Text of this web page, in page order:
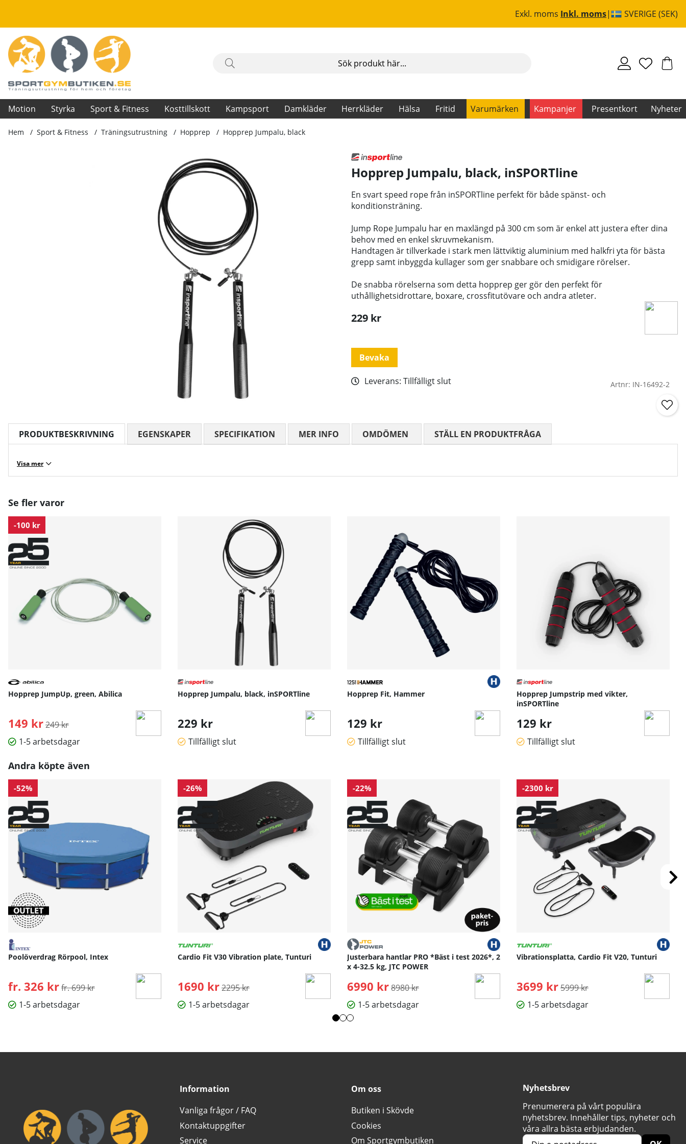
Exkl. moms Inkl. moms SVERIGE (SEK)
Motion Styrka Sport & Fitness Kosttillskott Kampsport Damkläder Herrkläder Hälsa Fritid Varumärken Kampanjer Presentkort Nyheter
Hem Sport & Fitness Träningsutrustning Hopprep Hopprep Jumpalu, black
Hopprep Jumpalu, black, inSPORTline
En svart speed rope från inSPORTline perfekt för både spänst- och
konditionsträning.
Jump Rope Jumpalu har en maxlängd på 300 cm som är enkel att justera efter dina
behov med en enkel skruvmekanism.
Handtagen är tillverkade i stark men lättviktig aluminium med halkfri yta för bästa
grepp samt inbyggda kullager som ger snabbare och smidigare rörelser.
De snabba rörelserna som detta hopprep ger gör den perfekt för
uthållighetsidrottare, boxare, crossfitutövare och andra atleter.
229 kr
Bevaka
Leverans: Tillfälligt slut Artnr: IN-16492-2
PRODUKTBESKRIVNING
Visa mer
EGENSKAPER SPECIFIKATION MER INFO OMDÖMEN MEDELBETYG 0 AV 5 ANTAL BETYG 0
STÄLL EN PRODUKTFRÅGA
Se fler varor
-100 kr
Hopprep JumpUp, green, Abilica
149 kr Ordinarie pris:
249 kr
1-5 arbetsdagar
Hopprep Jumpalu, black, inSPORTline
229 kr
Tillfälligt slut
Hopprep Fit, Hammer
129 kr
Tillfälligt slut
Hopprep Jumpstrip med vikter,
inSPORTline
129 kr
Tillfälligt slut
Andra köpte även
-52%
Poolöverdrag Rörpool, Intex
fr. 326 krOrdinarie pris:
fr. 699 kr
1-5 arbetsdagar
-26%
Cardio Fit V30 Vibration plate, Tunturi
1690 kr Ordinarie pris:
2295 kr
1-5 arbetsdagar
-22%
Justerbara hantlar PRO *Bäst i test 2026*, 2
x 4-32.5 kg, JTC POWER
6990 kr Ordinarie pris:
8980 kr
1-5 arbetsdagar
-2300 kr
Vibrationsplatta, Cardio Fit V20, Tunturi
3699 kr Ordinarie pris:
5999 kr
1-5 arbetsdagar
Information
Vanliga frågor / FAQ
Kontaktuppgifter
Service
Om oss
Butiken i Skövde
Cookies
Om Sportgymbutiken
Nyhetsbrev
Prenumerera på vårt populära
nyhetsbrev. Innehåller tips, nyheter och
våra allra bästa erbjudanden.